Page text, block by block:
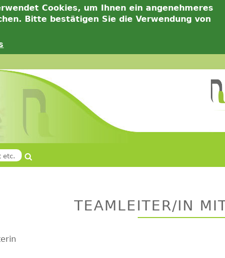
Cookies, um Ihnen ein angenehmeres
Bitte bestätigen Sie die Verwendung von
TEAMLEITER/IN